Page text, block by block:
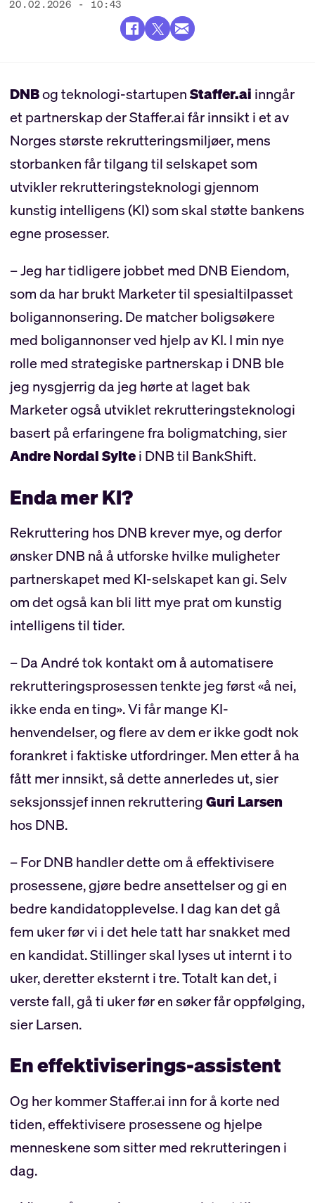
20.02.2026 - 10:43
DNBog teknologi-startupenStaffer.ai inngår
et partnerskap der Staffer.ai får innsikt i et av
Norges største rekrutteringsmiljøer, mens
storbanken får tilgang til selskapet som
utvikler rekrutteringsteknologi gjennom
kunstig intelligens (KI) som skal støtte bankens
egne prosesser.
– Jeg har tidligere jobbet med DNB Eiendom,
som da har brukt Marketer til spesialtilpasset
boligannonsering. De matcher boligsøkere
med boligannonser ved hjelp av KI. I min nye
rolle med strategiske partnerskap i DNB ble
jeg nysgjerrig da jeg hørte at laget bak
Marketer også utviklet rekrutteringsteknologi
basert på erfaringene fra boligmatching, sier
Andre Nordal Syltei DNB til BankShift.
Enda mer KI?
Rekruttering hos DNB krever mye, og derfor
ønsker DNB nå å utforske hvilke muligheter
partnerskapet med KI-selskapet kan gi. Selv
om det også kan bli litt mye prat om kunstig
intelligens til tider.
– Da André tok kontakt om å automatisere
rekrutteringsprosessen tenkte jeg først «å nei,
ikke enda en ting». Vi får mange KI-
henvendelser, og flere av dem er ikke godt nok
forankret i faktiske utfordringer. Men etter å ha
fått mer innsikt, så dette annerledes ut, sier
seksjonssjef innen rekrutteringGuri Larsen
hos DNB.
– For DNB handler dette om å effektivisere
prosessene, gjøre bedre ansettelser og gi en
bedre kandidatopplevelse. I dag kan det gå
fem uker før vi i det hele tatt har snakket med
en kandidat. Stillinger skal lyses ut internt i to
uker, deretter eksternt i tre. Totalt kan det, i
verste fall, gå ti uker før en søker får oppfølging,
sier Larsen.
En effektiviserings-assistent
Og her kommer Staffer.ai inn for å korte ned
tiden, effektivisere prosessene og hjelpe
menneskene som sitter med rekrutteringen i
dag.